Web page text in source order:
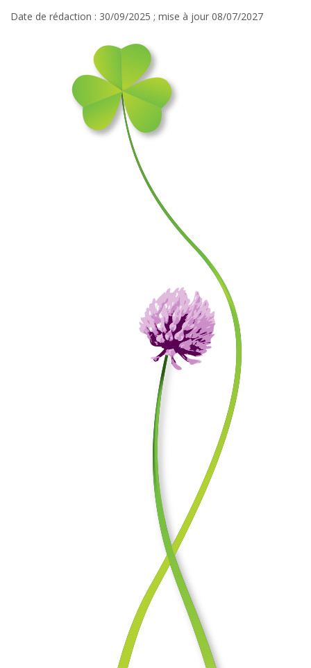
Date de rédaction : 30/09/2025 ; mise à jour 08/07/2027